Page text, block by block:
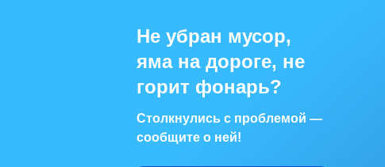
Не убран мусор,
яма на дороге, не
горит фонарь?
Столкнулись с проблемой —
сообщите о ней!